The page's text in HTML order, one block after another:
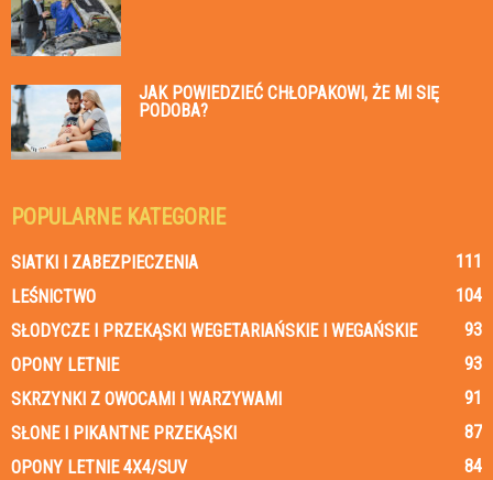
JAK POWIEDZIEĆ CHŁOPAKOWI, ŻE MI SIĘ
PODOBA?
POPULARNE KATEGORIE
SIATKI I ZABEZPIECZENIA
111
LEŚNICTWO
104
SŁODYCZE I PRZEKĄSKI WEGETARIAŃSKIE I WEGAŃSKIE
93
OPONY LETNIE
93
SKRZYNKI Z OWOCAMI I WARZYWAMI
91
SŁONE I PIKANTNE PRZEKĄSKI
87
OPONY LETNIE 4X4/SUV
84